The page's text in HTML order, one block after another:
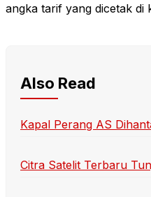
angka tarif yang dicetak di
Also Read
Kapal Perang AS
Citra Satelit Terbaru